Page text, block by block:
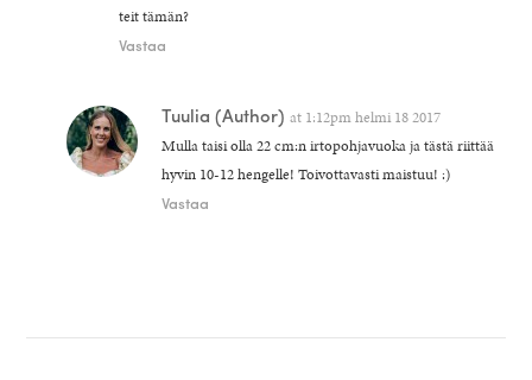
teit tämän?
Vastaa
Tuulia (Author) at 1:12pm helmi 18 2017
Mulla taisi olla 22 cm:n irtopohjavuoka ja tästä riittää
hyvin 10-12 hengelle! Toivottavasti maistuu! :)
Vastaa